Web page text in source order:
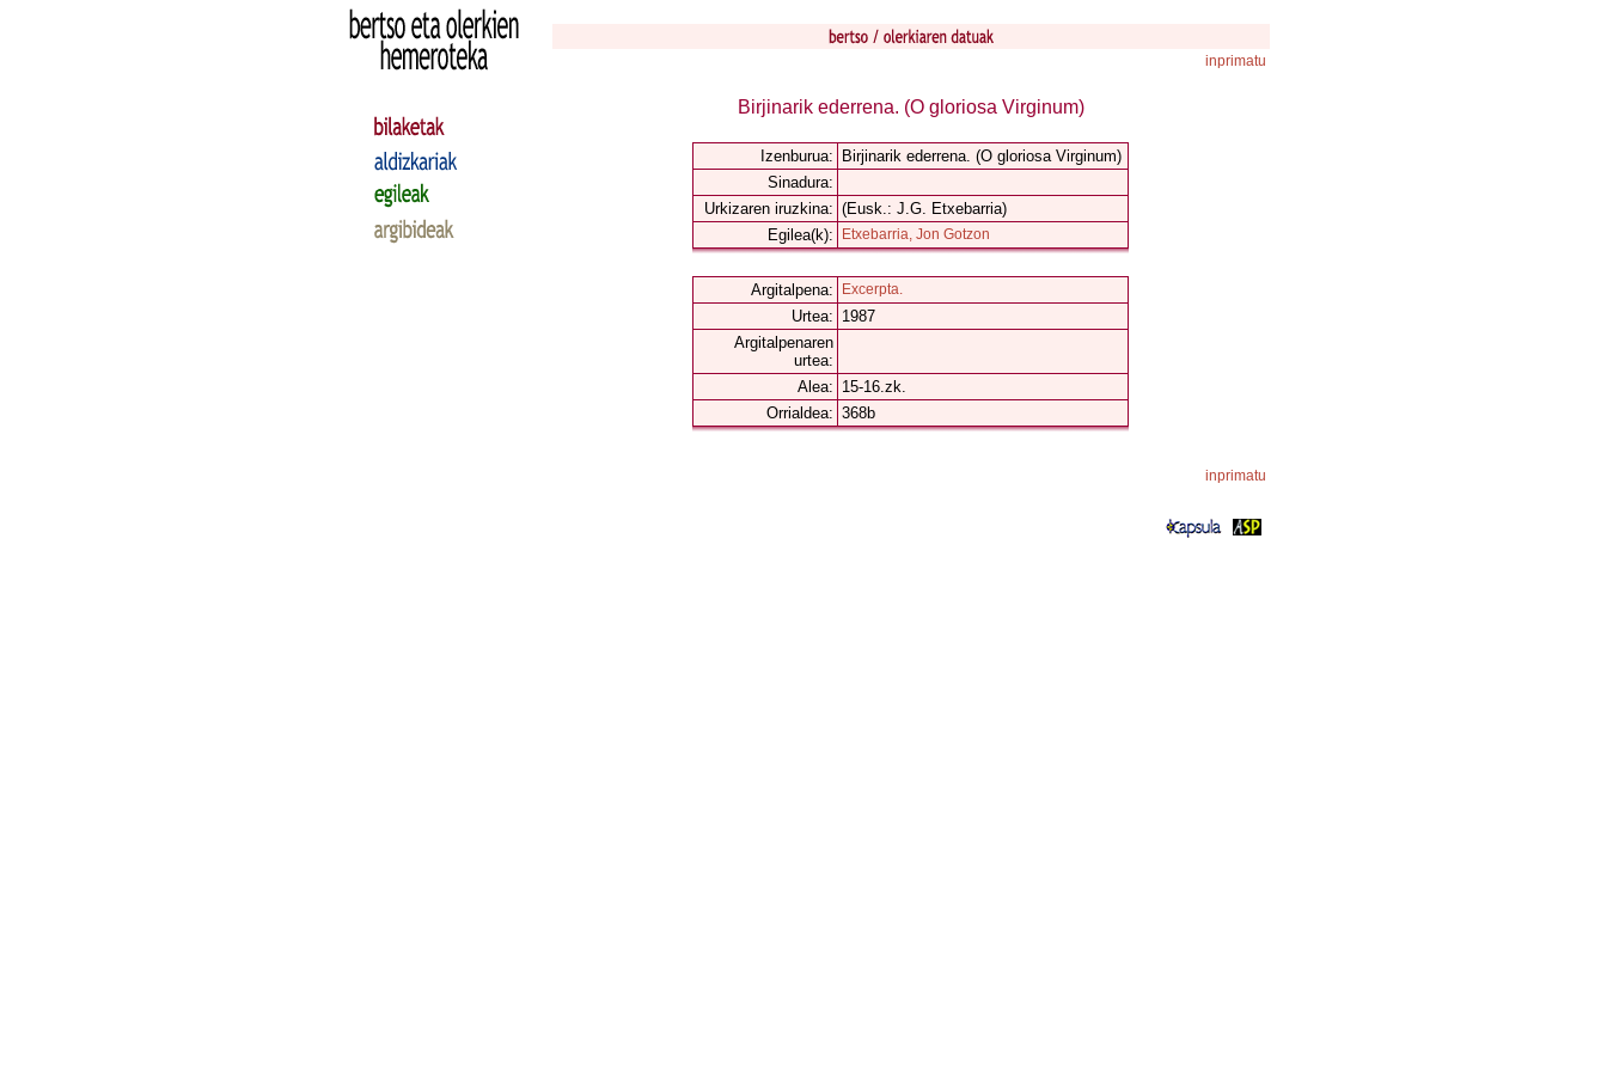
inprimatu
Birjinarik ederrena. (O gloriosa Virginum)
Izenburua:
Birjinarik ederrena. (O gloriosa Virginum)
Sinadura:
Urkizaren iruzkina: (Eusk.: J.G. Etxebarria)
Egilea(k):
Etxebarria, Jon Gotzon
Argitalpena: Excerpta.
Urtea: 1987
Argitalpenaren
urtea:
Alea: 15-16.zk.
Orrialdea: 368b
inprimatu